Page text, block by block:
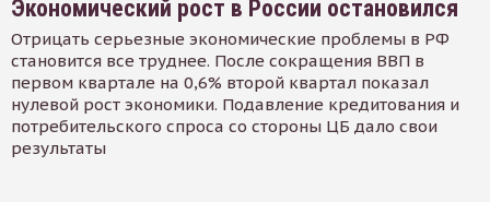
Экономический рост в России остановился
Отрицать серьезные экономические проблемы в РФ
становится все труднее. После сокращения ВВП в
первом квартале на 0,6% второй квартал показал
нулевой рост экономики. Подавление кредитования и
потребительского спроса со стороны ЦБ дало свои
результаты